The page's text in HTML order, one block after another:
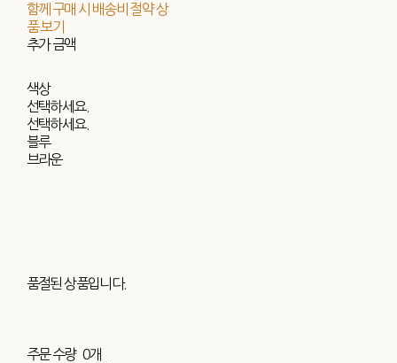
함께 구매 시 배송비 절약 상
품 보기
추가 금액
색상
선택하세요.
선택하세요.
블루
브라운
품절된 상품입니다.
주문 수량 0개